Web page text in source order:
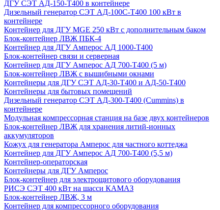
ДГУ СЭТ АД-150-Т400 в контейнере
Дизельный генератор СЭТ АД-100С-Т400 100 кВт в
контейнере
Контейнер для ДГУ MGE 250 кВт с дополнительным баком
Блок-контейнер ЛВЖ ПБК-4
Контейнер для ДГУ Амперос АД 1000-Т400
Блок-контейнер связи и серверная
Контейнер для ДГУ Амперос АД 700-Т400 (5 м)
Блок-контейнер ЛВЖ с вышибными окнами
Контейнеры для ДГУ СЭТ АД-30-Т400 и АД-50-Т400
Контейнеры для бытовых помещений
Дизельный генератор СЭТ АД-300-Т400 (Cummins) в
контейнере
Модульная компрессорная станция на базе двух контейнеров
Блок-контейнер ЛВЖ для хранения литий-ионных
аккумуляторов
Кожух для генератора Амперос для частного коттеджа
Контейнер для ДГУ Амперос АД 700-Т400 (5,5 м)
Контейнер-операторская
Контейнеры для ДГУ Амперос
Блок-контейнер для электрощитового оборудования
РИСЭ СЭТ 400 кВт на шасси КАМАЗ
Блок-контейнер ЛВЖ, 3 м
Контейнер для компрессорного оборудования